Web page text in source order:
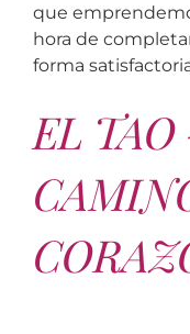
que
hora de
forma
EL